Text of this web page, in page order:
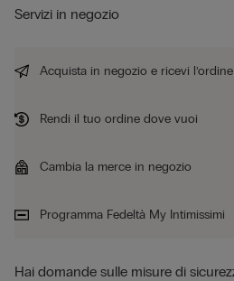
Servizi in negozio
Acquista in negozio e ricevi
Rendi il tuo ordine dove vuoi
Cambia la merce in negozio
Programma Fedeltà My Intimissimi
Hai domande sulle misure di